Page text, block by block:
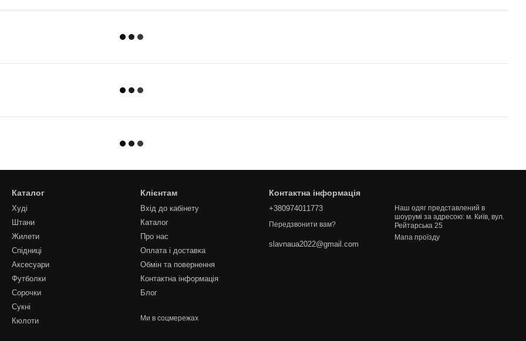
Каталог
Худі
Штани
Жилети
Спідниці
Аксесуари
Футболки
Сорочки
Сукні
Кюлоти
Клієнтам
Вхід до кабінету
Каталог
Про нас
Оплата і доставка
Обмін та повернення
Контактна інформація
Блог
Ми в соцмережах
Контактна інформація
+380974011773
Передзвонити вам?
slavnaua2022@gmail.com
Наш одяг представлений в
шоурумі за адресою: м. Київ, вул.
Рейтарська 25
Мапа проїзду